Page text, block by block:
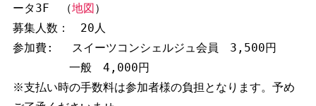
ータ3F　（地図）
募集人数：　20人
参加費: 　スイーツコンシェルジュ会員　3,500円
一般　4,000円
※支払い時の手数料は参加者様の負担となります。予め